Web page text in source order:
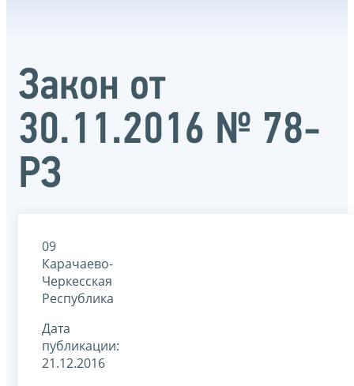
Закон от
30.11.2016 № 78-
РЗ
09
Карачаево-
Черкесская
Республика
Дата
публикации:
21.12.2016